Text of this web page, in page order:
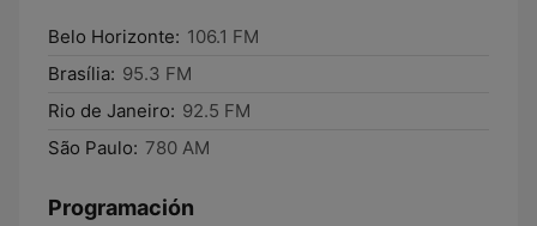
Belo Horizonte: 106.1 FM
Brasília: 95.3 FM
Rio de Janeiro: 92.5 FM
São Paulo: 780 AM
Programación